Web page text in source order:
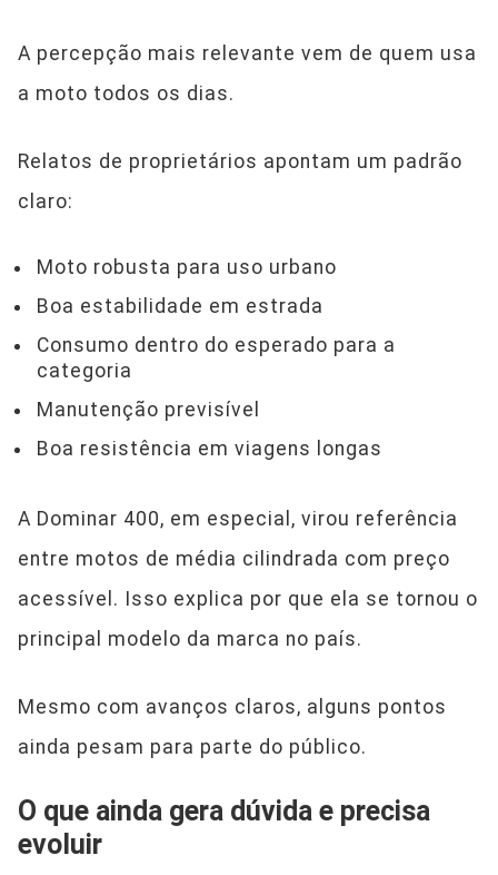
A percepção mais relevante vem de quem usa
a moto todos os dias.
Relatos de proprietários apontam um padrão
claro:
Moto robusta para uso urbano
Boa estabilidade em estrada
Consumo dentro do esperado para a
categoria
Manutenção previsível
Boa resistência em viagens longas
A Dominar 400, em especial, virou referência
entre motos de média cilindrada com preço
acessível. Isso explica por que ela se tornou o
principal modelo da marca no país.
Mesmo com avanços claros, alguns pontos
ainda pesam para parte do público.
O que ainda gera dúvida e precisa
evoluir